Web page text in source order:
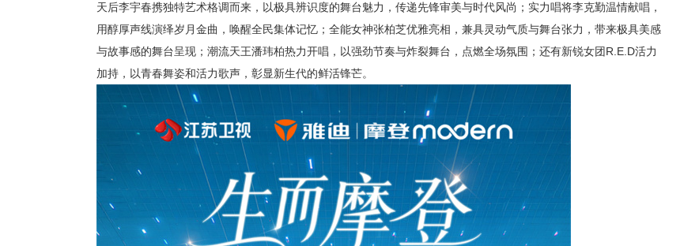
天后李宇春携独特艺术格调而来，以极具辨识度的舞台魅力，传递先锋审美与时代风尚；实力唱将李克勤温情献唱，
用醇厚声线演绎岁月金曲，唤醒全民集体记忆；全能女神张柏芝优雅亮相，兼具灵动气质与舞台张力，带来极具美感
与故事感的舞台呈现；潮流天王潘玮柏热力开唱，以强劲节奏与炸裂舞台，点燃全场氛围；还有新锐女团R.E.D活力
加持，以青春舞姿和活力歌声，彰显新生代的鲜活锋芒。